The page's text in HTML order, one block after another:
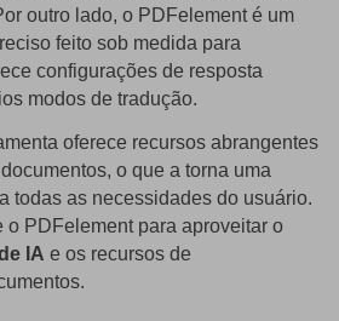
outro lado, o PDFelement é um
feito sob medida para
configurações de resposta
modos de tradução.
oferece recursos abrangentes
o que a torna uma
todas as necessidades do usuário.
o PDFelement para aproveitar o
IA e os recursos de